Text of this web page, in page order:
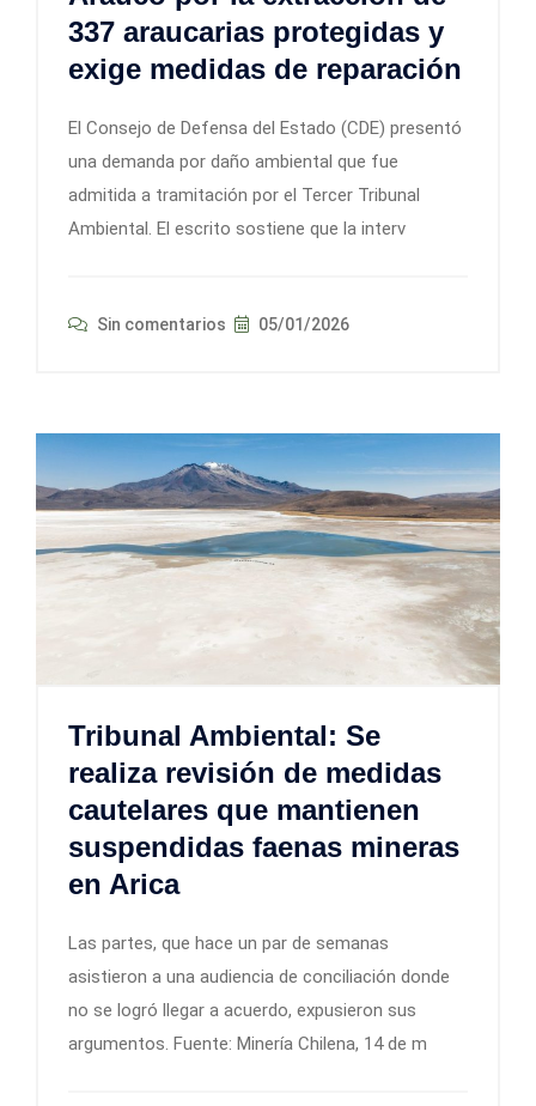
337 araucarias protegidas y
exige medidas de reparación
El Consejo de Defensa del Estado (CDE) presentó
una demanda por daño ambiental que fue
admitida a tramitación por el Tercer Tribunal
Ambiental. El escrito sostiene que la interv
Sin comentarios 05/01/2026
Tribunal Ambiental: Se
realiza revisión de medidas
cautelares que mantienen
suspendidas faenas mineras
en Arica
Las partes, que hace un par de semanas
asistieron a una audiencia de conciliación donde
no se logró llegar a acuerdo, expusieron sus
argumentos. Fuente: Minería Chilena, 14 de m